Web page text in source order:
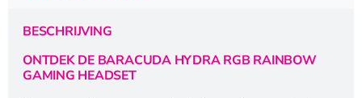
aantal
BESCHRIJVING
ONTDEK DE BARACUDA HYDRA RGB RAINBOW
GAMING HEADSET